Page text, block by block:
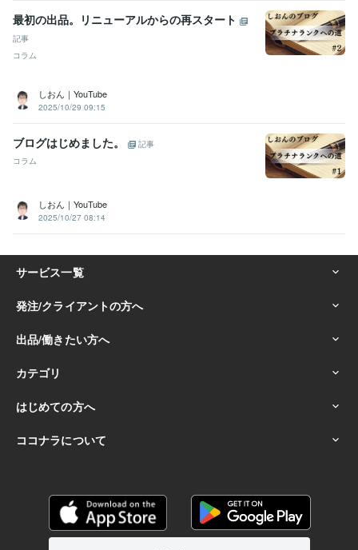
最初の出品。リニューアルからの再スタート
記事
コラム
しおん｜YouTube
2025/10/29 09:15
ブログはじめました。
記事
コラム
しおん｜YouTube
2025/10/27 08:14